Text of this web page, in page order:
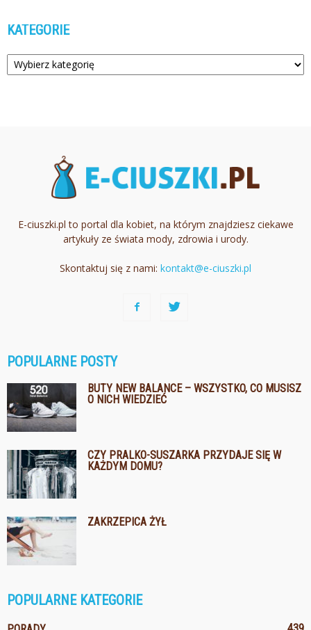
KATEGORIE
Kategorie
E-ciuszki.pl to portal dla kobiet, na którym znajdziesz ciekawe
artykuły ze świata mody, zdrowia i urody.
Skontaktuj się z nami: kontakt@e-ciuszki.pl
POPULARNE POSTY
BUTY NEW BALANCE – WSZYSTKO, CO MUSISZ
O NICH WIEDZIEĆ
CZY PRALKO-SUSZARKA PRZYDAJE SIĘ W
KAŻDYM DOMU?
ZAKRZEPICA ŻYŁ
POPULARNE KATEGORIE